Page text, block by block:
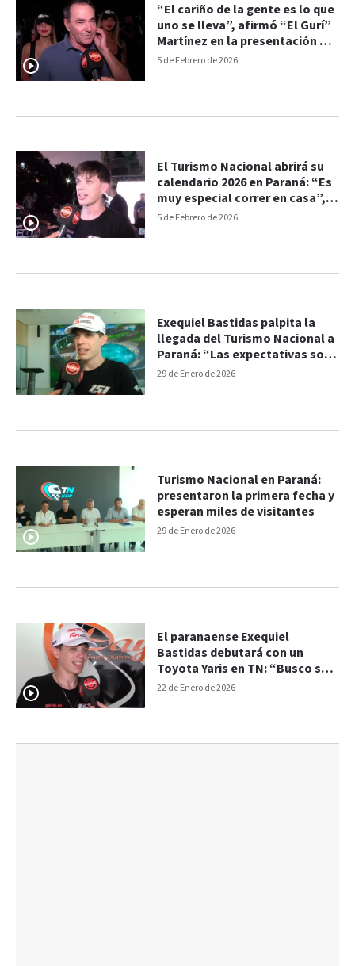
5 de Febrero de 2026
“El cariño de la gente es lo que
uno se lleva”, afirmó “El Gurí”
Martínez en la presentación del
TN en Paraná
5 de Febrero de 2026
El Turismo Nacional abrirá su
calendario 2026 en Paraná: “Es
muy especial correr en casa”,
aseguró Exequiel Bastidas
29 de Enero de 2026
Exequiel Bastidas palpita la
llegada del Turismo Nacional a
Paraná: “Las expectativas son
las mejores”
29 de Enero de 2026
Turismo Nacional en Paraná:
presentaron la primera fecha y
esperan miles de visitantes
22 de Enero de 2026
El paranaense Exequiel
Bastidas debutará con un
Toyota Yaris en TN: “Busco ser
protagonista”